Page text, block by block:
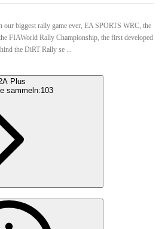
our biggest rally game ever, EA SPORTS WRC, the
FIAWorld Rally Championship, the first developed
the DiRT Rally se ...
Plus
sammeln:103